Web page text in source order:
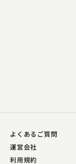
よくあるご質問
運営会社
利用規約